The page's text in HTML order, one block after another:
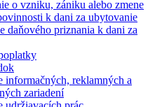
o vzniku, zániku alebo zmene
k dani za ubytovanie
daňového priznania k dani za
informačných, reklamných a
zariadení